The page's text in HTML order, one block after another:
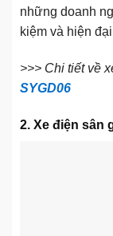
những doanh
kiệm và hiện
>>> Chi tiết về
SYGD06
2. Xe điện sân